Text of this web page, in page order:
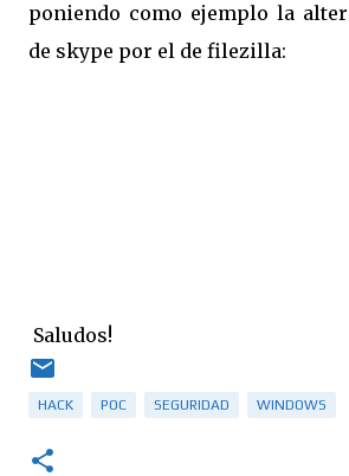
poniendo como ejemplo la
de skype por el de filezilla:
Saludos!
HACK POC SEGURIDAD WINDOWS